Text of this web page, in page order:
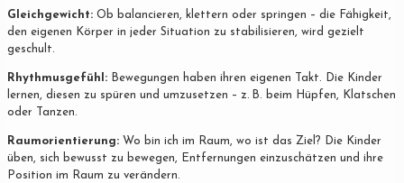
Gleichgewicht: Ob balancieren, klettern oder springen – die Fähigkeit,
den eigenen Körper in jeder Situation zu stabilisieren, wird gezielt
geschult.
Rhythmusgefühl: Bewegungen haben ihren eigenen Takt. Die Kinder
lernen, diesen zu spüren und umzusetzen – z. B. beim Hüpfen, Klatschen
oder Tanzen.
Raumorientierung: Wo bin ich im Raum, wo ist das Ziel? Die Kinder
üben, sich bewusst zu bewegen, Entfernungen einzuschätzen und ihre
Position im Raum zu verändern.